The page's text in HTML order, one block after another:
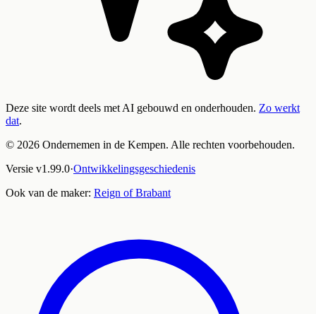
Deze site wordt deels met AI gebouwd en onderhouden. Zo werkt
dat.
© 2026 Ondernemen in de Kempen. Alle rechten voorbehouden.
Versie v1.99.0·Ontwikkelingsgeschiedenis
Ook van de maker: Reign of Brabant